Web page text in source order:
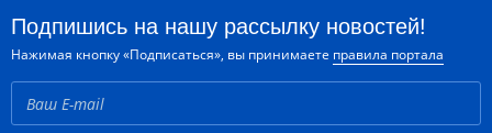
Подпишись на нашу рассылку новостей!
Нажимая кнопку «Подписаться», вы принимаете правила портала